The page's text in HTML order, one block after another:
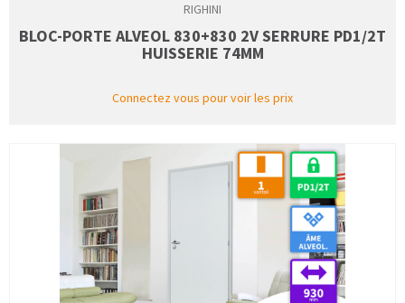
RIGHINI
BLOC-PORTE ALVEOL 830+830 2V SERRURE PD1/2T
HUISSERIE 74MM
Connectez vous pour voir les prix